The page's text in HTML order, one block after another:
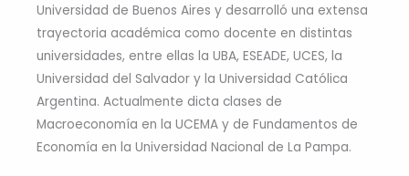
Universidad de Buenos Aires y desarrolló una extensa
trayectoria académica como docente en distintas
universidades, entre ellas la UBA, ESEADE, UCES, la
Universidad del Salvador y la Universidad Católica
Argentina. Actualmente dicta clases de
Macroeconomía en la UCEMA y de Fundamentos de
Economía en la Universidad Nacional de La Pampa.